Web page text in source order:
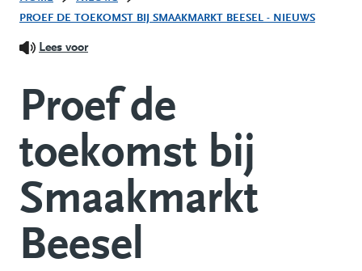
PROEF DE TOEKOMST BIJ SMAAKMARKT BEESEL - NIEUWS
Lees voor
Proef de
toekomst bij
Smaakmarkt
Beesel